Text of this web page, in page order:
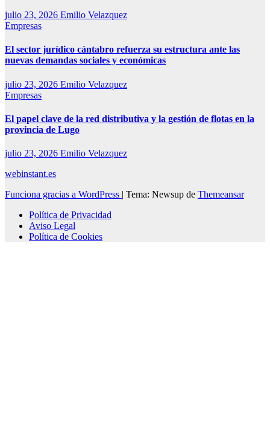
julio 23, 2026 Emilio Velazquez
Empresas
El sector jurídico cántabro refuerza su estructura ante las
nuevas demandas sociales y económicas
julio 23, 2026 Emilio Velazquez
Empresas
El papel clave de la red distributiva y la gestión de flotas en la
provincia de Lugo
julio 23, 2026 Emilio Velazquez
webinstant.es
Funciona gracias a WordPress | Tema: Newsup de Themeansar
Política de Privacidad
Aviso Legal
Política de Cookies